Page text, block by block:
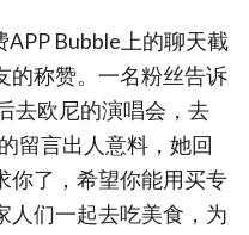
Bubble上的聊天截
的称赞。一名粉丝告诉
去欧尼的演唱会，去
留言出人意料，她回
你了，希望你能用买专
人们一起去吃美食，为